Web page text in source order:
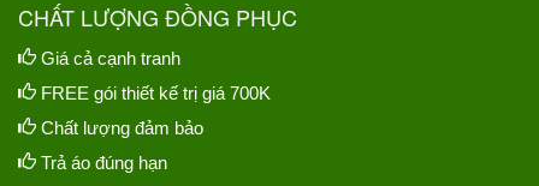
CHẤT LƯỢNG ĐỒNG PHỤC
Giá cả cạnh tranh
FREE gói thiết kế trị giá 700K
Chất lượng đảm bảo
Trả áo đúng hạn